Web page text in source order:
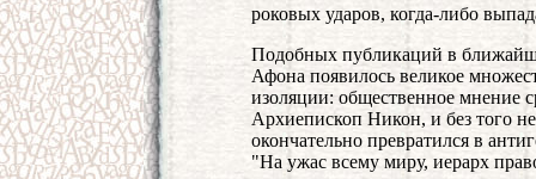
роковых ударов, когда-либо
Подобных публикаций в
Афона появилось великое
изоляции: общественное мнение
Архиепископ Никон, и без того
окончательно превратился в
"На ужас всему миру, иерарх